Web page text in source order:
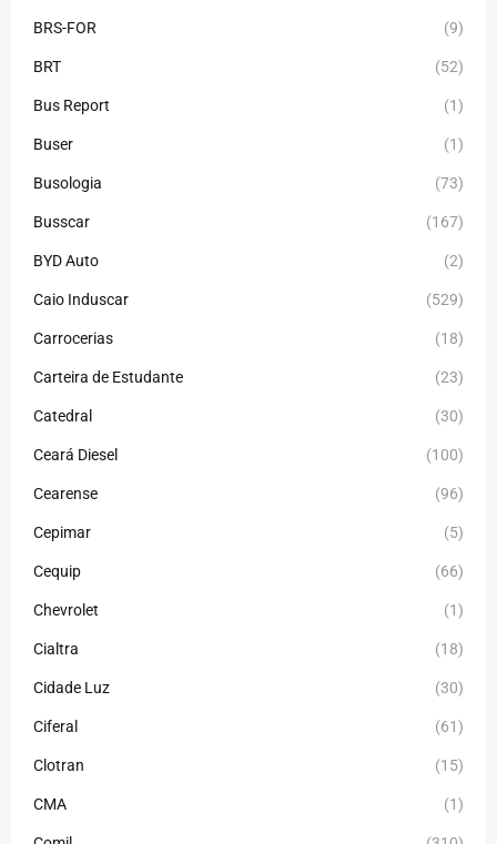
BRS-FOR (9)
BRT (52)
Bus Report (1)
Buser (1)
Busologia (73)
Busscar (167)
BYD Auto (2)
Caio Induscar (529)
Carrocerias (18)
Carteira de Estudante (23)
Catedral (30)
Ceará Diesel (100)
Cearense (96)
Cepimar (5)
Cequip (66)
Chevrolet (1)
Cialtra (18)
Cidade Luz (30)
Ciferal (61)
Clotran (15)
CMA (1)